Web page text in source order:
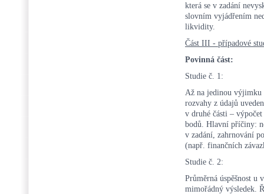
která se v zadání
slovním vyjádřením
likvidity.
Část III - případové
Povinná část:
Studie č. 1:
Až na jedinou výjimku
rozvahy z údajů
v druhé části –
bodů. Hlavní příčiny:
v zadání, zahrnování
(např. finančních
Studie č. 2:
Průměrná úspěšnost u
mimořádný výsledek.